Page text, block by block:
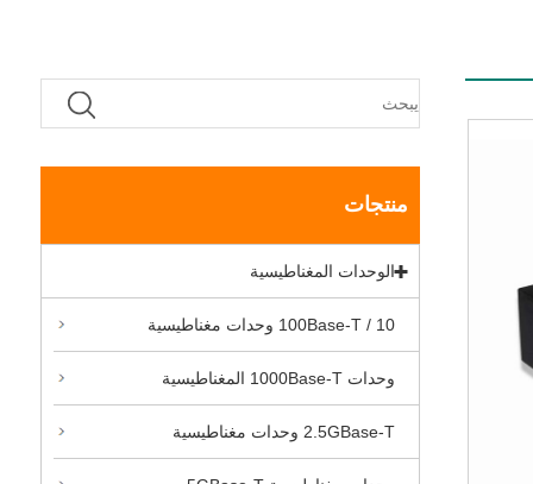
منتجات
الوحدات المغناطيسية
10 / 100Base-T وحدات مغناطيسية
وحدات 1000Base-T المغناطيسية
2.5GBase-T وحدات مغناطيسية